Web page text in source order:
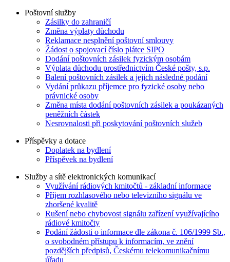
Poštovní služby
Zásilky do zahraničí
Změna výplaty důchodu
Reklamace nesplnění poštovní smlouvy
Žádost o spojovací číslo plátce SIPO
Dodání poštovních zásilek fyzickým osobám
Výplata důchodu prostřednictvím České pošty, s.p.
Balení poštovních zásilek a jejich následné podání
Vydání průkazu příjemce pro fyzické osoby nebo
právnické osoby
Změna místa dodání poštovních zásilek a poukázaných
peněžních částek
Nesrovnalosti při poskytování poštovních služeb
Příspěvky a dotace
Doplatek na bydlení
Příspěvek na bydlení
Služby a sítě elektronických komunikací
Využívání rádiových kmitočtů - základní informace
Příjem rozhlasového nebo televizního signálu ve
zhoršené kvalitě
Rušení nebo chybovost signálu zařízení využívajícího
rádiové kmitočty
Podání žádosti o informace dle zákona č. 106/1999 Sb.,
o svobodném přístupu k informacím, ve znění
pozdějších předpisů, Českému telekomunikačnímu
úřadu